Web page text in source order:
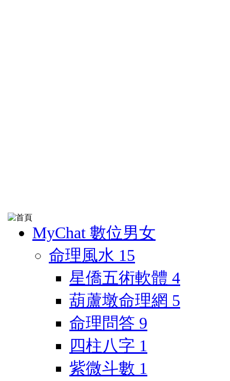
MyChat 數位男女
命理風水 15
星僑五術軟體 4
葫蘆墩命理網 5
命理問答 9
四柱八字 1
紫微斗數 1